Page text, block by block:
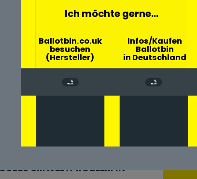
und
mit
UMWELTPROBLEM IN G
Ich möchte gerne...
Ballotbin.co.uk
besuchen
(Hersteller)
Infos/Kaufen
Ballotbin
in Deutschland